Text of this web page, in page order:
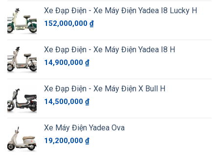
Xe Đạp Điện - Xe Máy Điện Yadea I8 Lucky H
152,000,000 ₫
Xe Đạp Điện - Xe Máy Điện Yadea I8 H
14,900,000 ₫
Xe Đạp Điện - Xe Máy Điện X Bull H
14,500,000 ₫
Xe Máy Điện Yadea Ova
19,200,000 ₫